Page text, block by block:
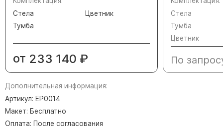
Памятники красно-черные
Памятники из Дымовского гранита
Стела
Тумба
Цветник
от 233 140 ₽
Стела
Тумба
Цветник
По
Дополнительная информация:
Артикул: EP0014
Макет: Бесплатно
Оплата: После согласования